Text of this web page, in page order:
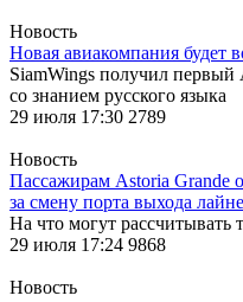
Новость
Новая авиакомпания будет
SiamWings получил первый
со знанием русского языка
29 июля 17:30 2789
Новость
Пассажирам Astoria Grande
за смену порта выхода
На что могут рассчитывать
29 июля 17:24 9868
Новость